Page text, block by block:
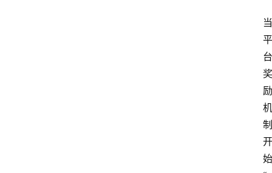
当
平
台
奖
励
机
制
开
始